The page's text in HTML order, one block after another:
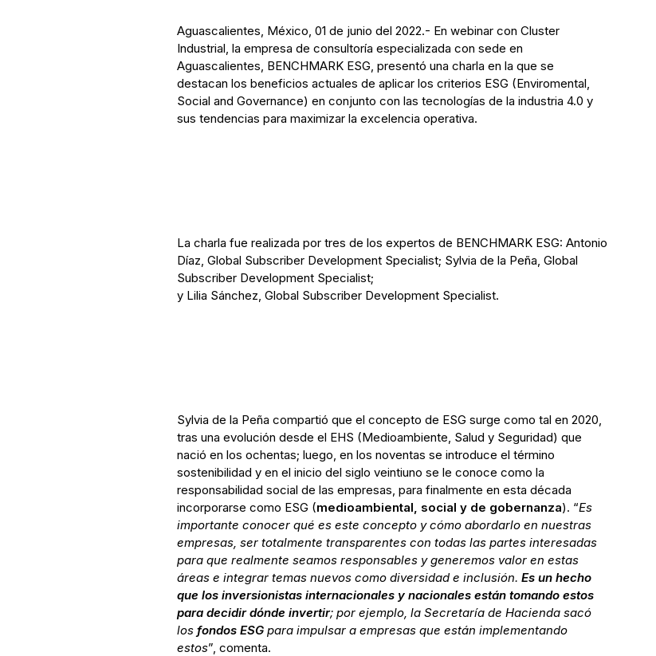
Aguascalientes, México, 01 de junio del 2022.- En webinar con Cluster
Industrial, la empresa de consultoría especializada con sede en
Aguascalientes, BENCHMARK ESG, presentó una charla en la que se
destacan los beneficios actuales de aplicar los criterios ESG (Enviromental,
Social and Governance) en conjunto con las tecnologías de la industria 4.0 y
sus tendencias para maximizar la excelencia operativa.
La charla fue realizada por tres de los expertos de BENCHMARK ESG: Antonio
Díaz, Global Subscriber Development Specialist; Sylvia de la Peña, Global
Subscriber Development Specialist;
y Lilia Sánchez, Global Subscriber Development Specialist.
Sylvia de la Peña compartió que el concepto de ESG surge como tal en 2020,
tras una evolución desde el EHS (Medioambiente, Salud y Seguridad) que
nació en los ochentas; luego, en los noventas se introduce el término
sostenibilidad y en el inicio del siglo veintiuno se le conoce como la
responsabilidad social de las empresas, para finalmente en esta década
incorporarse como ESG (medioambiental, social y de gobernanza). “Es
importante conocer qué es este concepto y cómo abordarlo en nuestras
empresas, ser totalmente transparentes con todas las partes interesadas
para que realmente seamos responsables y generemos valor en estas
áreas e integrar temas nuevos como diversidad e inclusión. Es un hecho
que los inversionistas internacionales y nacionales están tomando estos
para decidir dónde invertir; por ejemplo, la Secretaría de Hacienda sacó
los fondos ESGpara impulsar a empresas que están implementando
estos”, comenta.